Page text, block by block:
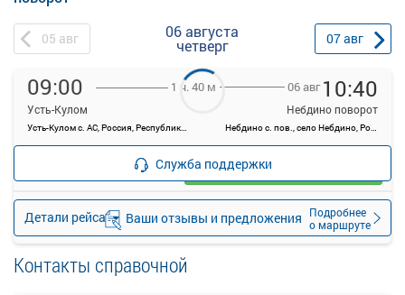
05 авг 06 августа
четверг 07авг
09:00
Усть-Кулом
Усть-Кулом с. АС, Россия, Республика Коми, Усть-Куломский район, село Усть-Кулом, Советская ул, 33д
1 ч. 40 м 06 авг 10:40
Небдино поворот
Небдино с. пов., село Небдино, Россия
Детали рейса
Подробнее
о маршруте
—
Загрузить цену
Служба поддержки
Ваши отзывы и предложения
Контакты справочной